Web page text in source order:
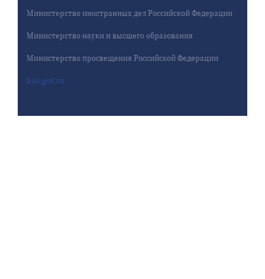
Министерство иностранных дел Российской Федерации
Министерство науки и высшего образования
Министерство просвещения Российской Федерации
bus.gov.ru